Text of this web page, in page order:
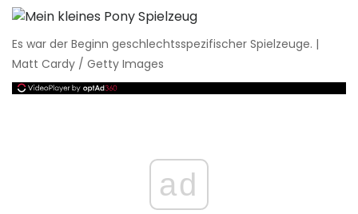
Es war der Beginn geschlechtsspezifischer Spielzeuge. |
Matt Cardy / Getty Images
ad